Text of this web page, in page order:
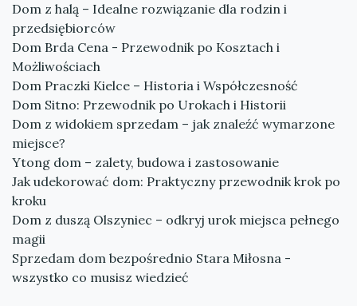
Dom z halą – Idealne rozwiązanie dla rodzin i
przedsiębiorców
Dom Brda Cena - Przewodnik po Kosztach i
Możliwościach
Dom Praczki Kielce – Historia i Współczesność
Dom Sitno: Przewodnik po Urokach i Historii
Dom z widokiem sprzedam – jak znaleźć wymarzone
miejsce?
Ytong dom – zalety, budowa i zastosowanie
Jak udekorować dom: Praktyczny przewodnik krok po
kroku
Dom z duszą Olszyniec – odkryj urok miejsca pełnego
magii
Sprzedam dom bezpośrednio Stara Miłosna -
wszystko co musisz wiedzieć